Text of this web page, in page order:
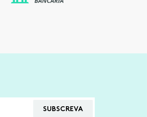
SUBSCREVA